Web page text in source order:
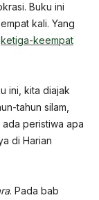
Buku ini
kali. Yang
ketiga-keempat
ini, kita diajak
tahun silam,
peristiwa apa
di Harian
. Pada bab